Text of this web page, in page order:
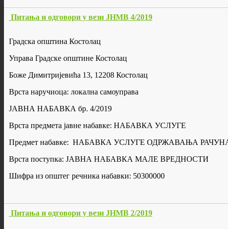
Питања и одговори у вези ЈНМВ 4/2019
Градска општина Костолац
Управа Градске општине Костолац
Боже Димитријевића 13, 12208 Костолац
Врста наручиоца: локална самоуправа
ЈАВНА НАБАВКА бр. 4/2019
Врста предмета јавне набавке: НАБАВКА УСЛУГЕ
Предмет набавке: НАБАВКА УСЛУГЕ ОДРЖАВАЊА
Врста поступка: ЈАВНА НАБАВКА МАЛЕ ВРЕДНОСТИ
Шифра из општег речника набавки: 50300000
Питања и одговори у вези ЈНМВ 2/2019